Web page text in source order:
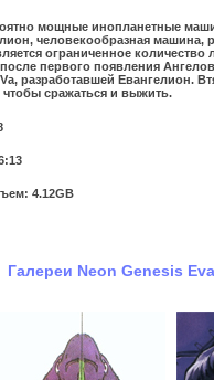
мощные инопланетные
человекообразная
ограниченное
первого появления
разработавшей Евангелион.
сражаться и выжить.
4.12GB
Галереи Neon Genesis